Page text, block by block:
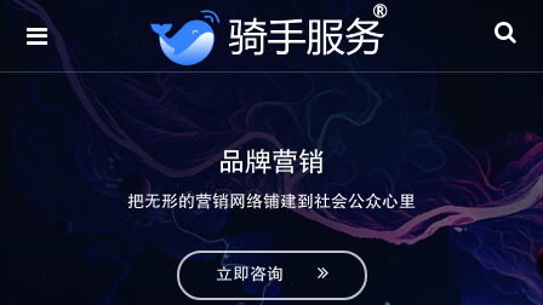
品牌营销
把无形的营销网络铺建到社会公众心里
立即咨询